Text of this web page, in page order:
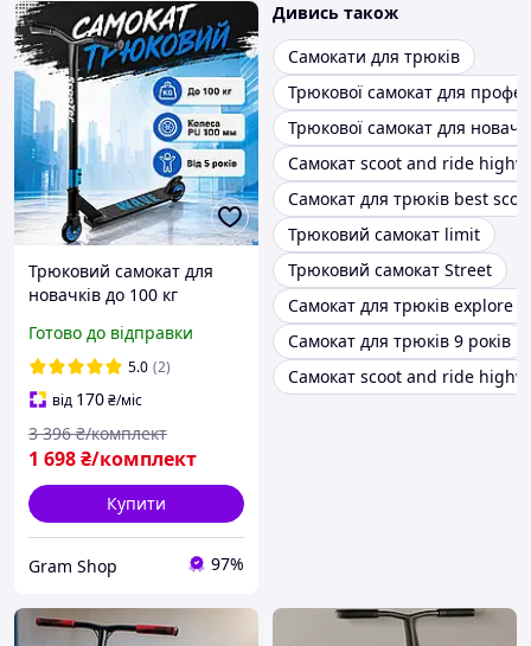
Трюковий самокат для
новачків до 100 кг
поліуретановими
колесами Трюковий
самокат для дітей та
підлітків Блакитний
Готово до відправки
5.0 (2)
від 170₴/міс
1 698₴/комплект
3 396 ₴/комплект
Купити
Gram Shop 97%
Дивись також
Самокати для трюків
Трюкової самокат для
Трюкової самокат для
Самокат scoot and ride
Самокат для трюків best
Трюковий самокат limit
Трюковий самокат Street
Самокат для трюків explore
Самокат для трюків 9 років
Самокат scoot and ride